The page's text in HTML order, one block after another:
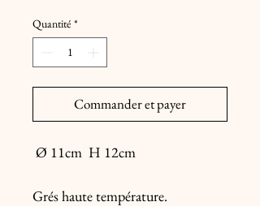
Quantité *
Commander et payer
Ø 11cm H 12cm
Grés haute température.